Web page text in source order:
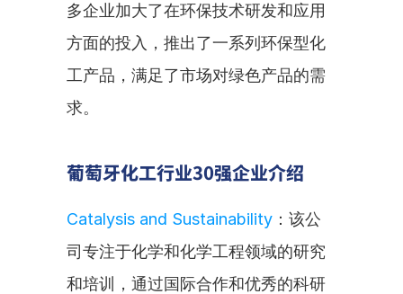
多企业加大了在环保技术研发和应用
方面的投入，推出了一系列环保型化
工产品，满足了市场对绿色产品的需
求。
葡萄牙化工行业30强企业介绍
Catalysis and Sustainability ：该公
司专注于化学和化学工程领域的研究
和培训，通过国际合作和优秀的科研